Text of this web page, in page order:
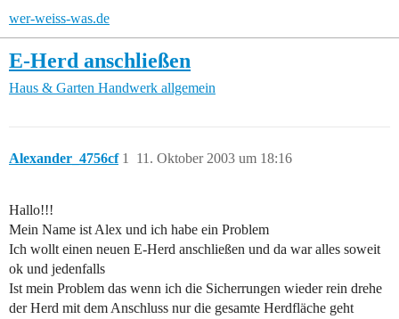
wer-weiss-was.de
E-Herd anschließen
Haus & Garten Handwerk allgemein
Alexander_4756cf 11. Oktober 2003 um 18:16
1
Hallo!!!
Mein Name ist Alex und ich habe ein Problem
Ich wollt einen neuen E-Herd anschließen und da war alles soweit
ok und jedenfalls
Ist mein Problem das wenn ich die Sicherrungen wieder rein drehe
der Herd mit dem Anschluss nur die gesamte Herdfläche geht